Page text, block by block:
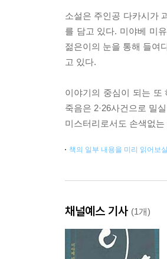
소설은 주인공 다카시가
를 담고 있다. 미야베 미
젊은이의 눈을 통해 들여
고 있다.
이야기의 중심이 되는 또
죽음은 2·26사건으로 밀
미스터리로서도 손색없
책의 일부 내용을 미리 읽어보
채널예스 기사 (1개)